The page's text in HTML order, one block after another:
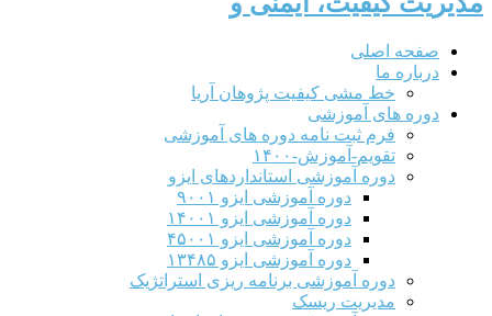
صفحه اصلی
درباره ما
خط مشی کیفیت پژوهان آریا
دوره های آموزشی
فرم ثبت نامه دوره های آموزشی
تقویم-آموزش-۱۴۰۰
دوره آموزشی استانداردهای ایزو
دوره آموزشی ایزو ۹۰۰۱
دوره آموزشی ایزو ۱۴۰۰۱
دوره آموزشی ایزو ۴۵۰۰۱
دوره آموزشی ایزو ۱۳۴۸۵
دوره آموزشی برنامه ریزی استراتژیک
مدیریت ریسک